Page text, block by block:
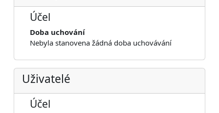
Účel
Doba uchování
Nebyla stanovena žádná doba uchovávání
Uživatelé
Účel